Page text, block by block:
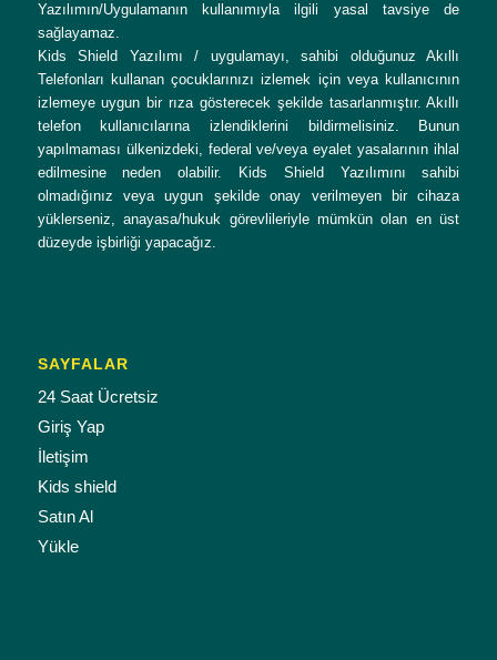
Yazılımın/Uygulamanın kullanımıyla ilgili yasal tavsiye de
sağlayamaz.
Kids Shield Yazılımı / uygulamayı, sahibi olduğunuz Akıllı
Telefonları kullanan çocuklarınızı izlemek için veya kullanıcının
izlemeye uygun bir rıza gösterecek şekilde tasarlanmıştır. Akıllı
telefon kullanıcılarına izlendiklerini bildirmelisiniz. Bunun
yapılmaması ülkenizdeki, federal ve/veya eyalet yasalarının ihlal
edilmesine neden olabilir. Kids Shield Yazılımını sahibi
olmadığınız veya uygun şekilde onay verilmeyen bir cihaza
yüklerseniz, anayasa/hukuk görevlileriyle mümkün olan en üst
düzeyde işbirliği yapacağız.
SAYFALAR
24 Saat Ücretsiz
Giriş Yap
İletişim
Kids shield
Satın Al
Yükle